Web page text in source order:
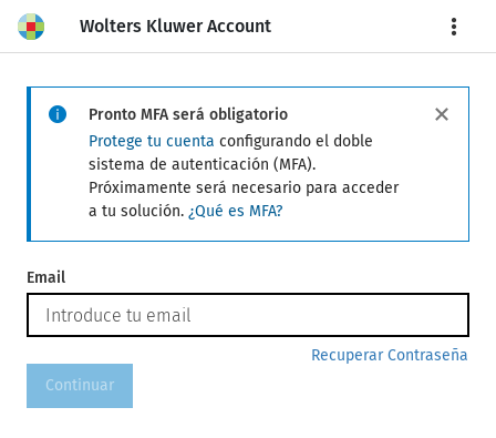
Wolters Kluwer Account More
Pronto MFA será obligatorio
Protege tu cuenta configurando el doble
sistema de autenticación (MFA).
Próximamente será necesario para acceder
a tu solución. ¿Qué es MFA?
Email
Recuperar Contraseña
Continuar